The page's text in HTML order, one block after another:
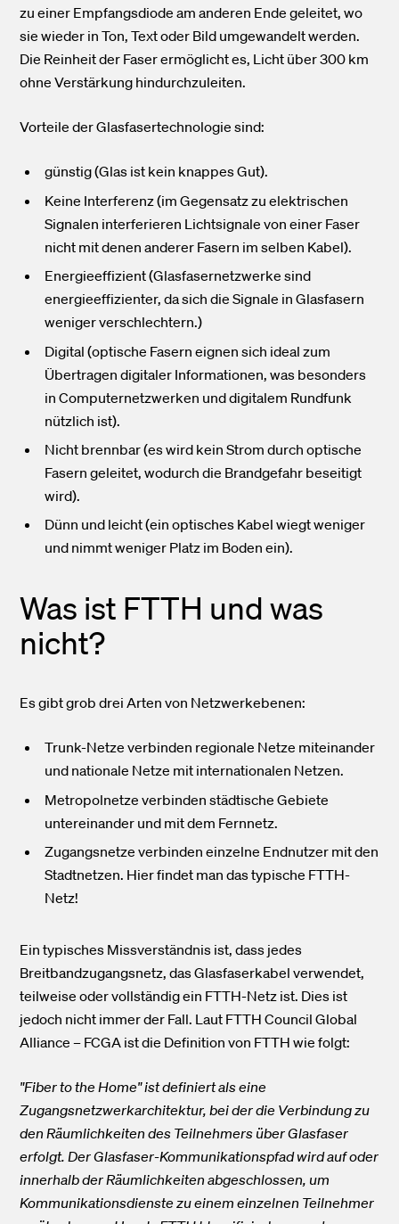
zu einer Empfangsdiode am anderen Ende geleitet, wo
sie wieder in Ton, Text oder Bild umgewandelt werden.
Die Reinheit der Faser ermöglicht es, Licht über 300 km
ohne Verstärkung hindurchzuleiten.
Vorteile der Glasfasertechnologie sind:
günstig (Glas ist kein knappes Gut).
Keine Interferenz (im Gegensatz zu elektrischen
Signalen interferieren Lichtsignale von einer Faser
nicht mit denen anderer Fasern im selben Kabel).
Energieeffizient (Glasfasernetzwerke sind
energieeffizienter, da sich die Signale in Glasfasern
weniger verschlechtern.)
Digital (optische Fasern eignen sich ideal zum
Übertragen digitaler Informationen, was besonders
in Computernetzwerken und digitalem Rundfunk
nützlich ist).
Nicht brennbar (es wird kein Strom durch optische
Fasern geleitet, wodurch die Brandgefahr beseitigt
wird).
Dünn und leicht (ein optisches Kabel wiegt weniger
und nimmt weniger Platz im Boden ein).
Was ist FTTH und was
nicht?
Es gibt grob drei Arten von Netzwerkebenen:
Trunk-Netze verbinden regionale Netze miteinander
und nationale Netze mit internationalen Netzen.
Metropolnetze verbinden städtische Gebiete
untereinander und mit dem Fernnetz.
Zugangsnetze verbinden einzelne Endnutzer mit den
Stadtnetzen. Hier findet man das typische FTTH-
Netz!
Ein typisches Missverständnis ist, dass jedes
Breitbandzugangsnetz, das Glasfaserkabel verwendet,
teilweise oder vollständig ein FTTH-Netz ist. Dies ist
jedoch nicht immer der Fall. Laut FTTH Council Global
Alliance – FCGA ist die Definition von FTTH wie folgt:
"Fiber to the Home" ist definiert als eine
Zugangsnetzwerkarchitektur, bei der die Verbindung zu
den Räumlichkeiten des Teilnehmers über Glasfaser
erfolgt. Der Glasfaser-Kommunikationspfad wird auf oder
innerhalb der Räumlichkeiten abgeschlossen, um
Kommunikationsdienste zu einem einzelnen Teilnehmer